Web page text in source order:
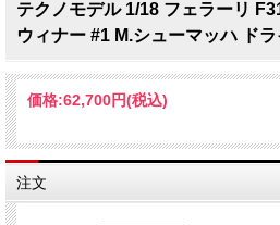
テクノモデル 1/18 フェラーリ
ウィナー #1 M.シューマッハ ド
価格:62,700円(税込)
注文